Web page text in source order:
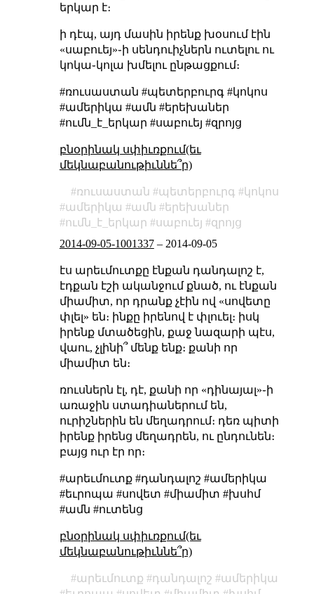
երկար է։
ի դէպ, այդ մասին իրենք խօսում էին
«սաբուեյ»֊ի սենդուիչներն ուտելու ու
կոկա֊կոլա խմելու ընթացքում։
#ռուսաստան #պետերբուրգ #կոկոս
#ամերիկա #ամն #երեխաներ
#ումն_է_երկար #սաբուեյ #զրոյց
բնօրինակ սփիւռքում(եւ
մեկնաբանութիւննե՞ր)
ռուսաստան պետերբուրգ
կոկոս
ամերիկա
ամն
երեխաներ
ումն_է_երկար
սաբուեյ
զրոյց
2014-09-05-1001337– 2014-09-05
էս արեւմուտքը էնքան դանդալոշ է,
էդքան էշի ականջում քնած, ու էնքան
միամիտ, որ դրանք չէին ով «սովետը
փլել» են։ ինքը իրենով է փլուել։ իսկ
իրենք մտածեցին, քաջ նազարի պէս,
վաու, չլինի՞ մենք ենք։ քանի որ
միամիտ են։
ռուսներն էլ, դէ, քանի որ «դինայալ»֊ի
առաջին ստադիաներում են,
ուրիշներին են մեղադրում։ դեռ պիտի
իրենք իրենց մեղադրեն, ու ընդունեն։
բայց ուր էր որ։
#արեւմուտք #դանդալոշ #ամերիկա
#եւրոպա #սովետ #միամիտ #խսհմ
#ամն #ուտենց
բնօրինակ սփիւռքում(եւ
մեկնաբանութիւննե՞ր)
արեւմուտք դանդալոշ
ամերիկա